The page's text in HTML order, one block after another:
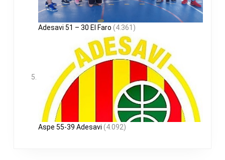
Adesavi 51 – 30 El Faro (4.361)
Aspe 55-39 Adesavi (4.092)